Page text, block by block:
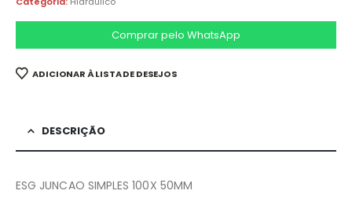
Comprar pelo WhatsApp
ADICIONAR À LISTA DE DESEJOS
DESCRIÇÃO
ESG JUNCAO SIMPLES 100X 50MM